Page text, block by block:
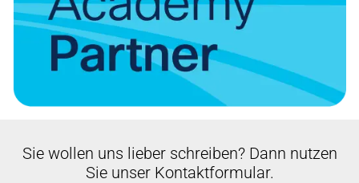
Sie wollen uns lieber schreiben? Dann nutzen
Sie unser Kontaktformular.